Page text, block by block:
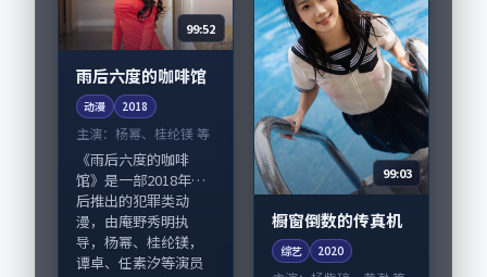
99:52
雨后六度的咖啡馆
动漫 2018
主演： 杨幂、桂纶镁 等
《雨后六度的咖啡
馆》是一部2018年前
后推出的犯罪类动
漫，由庵野秀明执
导，杨幂、桂纶镁，
谭卓、任素汐等演员
99:03
橱窗倒数的传真机
综艺 2020